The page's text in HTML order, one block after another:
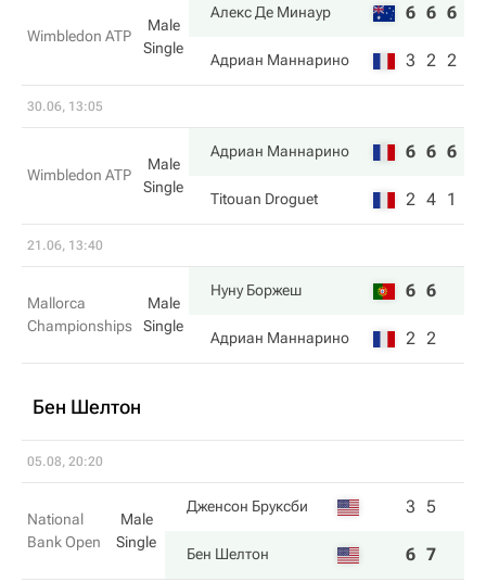
Wimbledon ATP
Male
Single
Алекс Де Минаур 6 6 6
Адриан Маннарино 3 2 2
30.06, 13:05
Wimbledon ATP
Male
Single
Адриан Маннарино 6 6 6
Titouan Droguet 2 4 1
21.06, 13:40
Mallorca
Championships
Male
Single
Нуну Боржеш 6 6
Адриан Маннарино 2 2
Бен Шелтон
05.08, 20:20
National
Bank Open
Male
Single
Дженсон Бруксби 3 5
Бен Шелтон 6 7